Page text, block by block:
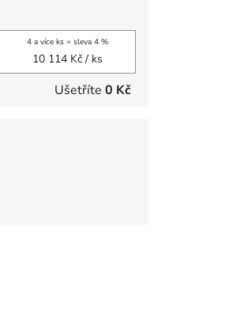
4 a více ks = sleva 4 %
10 114 Kč/ ks
Ušetříte 0 Kč